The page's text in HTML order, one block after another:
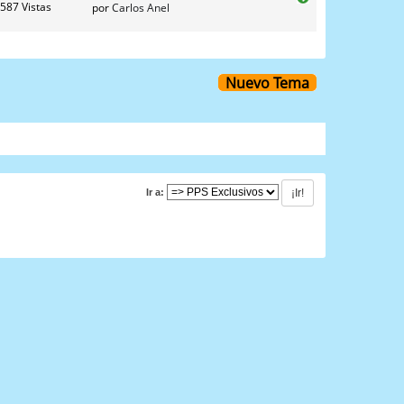
Vistas
porCarlos Anel
Nuevo Tema
Ir a: